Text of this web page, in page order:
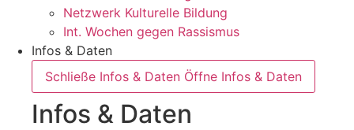
Netzwerk Kulturelle Bildung
Int. Wochen gegen Rassismus
Infos & Daten
Schließe Infos & Daten Öffne Infos & Daten
Infos & Daten